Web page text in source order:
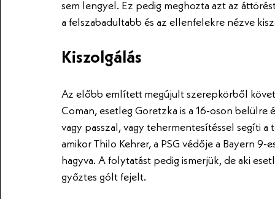
sem lengyel. Ez pedig meghozta azt az
a felszabadultabb és az ellenfelekre nézve
Kiszolgálás
Az előbb említett megújult szerepkörből
Coman, esetleg Goretzka is a 16-oson belülre
vagy passzal, vagy tehermentesítéssel segíti
amikor Thilo Kehrer, a PSG védője a Bayern
hagyva. A folytatást pedig ismerjük, de aki
győztes gólt fejelt.